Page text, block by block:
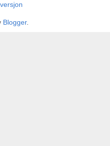
Blogger.